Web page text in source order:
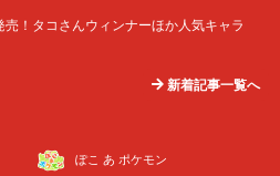
！タコさんウィンナーほか人気キャラ
新着記事一覧へ
ぽこ あ ポケモン